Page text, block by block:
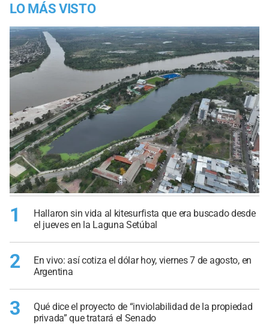
LO MÁS VISTO
1
Hallaron sin vida al kitesurfista que era buscado desde
el jueves en la Laguna Setúbal
2
En vivo: así cotiza el dólar hoy, viernes 7 de agosto, en
Argentina
3
Qué dice el proyecto de “inviolabilidad de la propiedad
privada” que tratará el Senado